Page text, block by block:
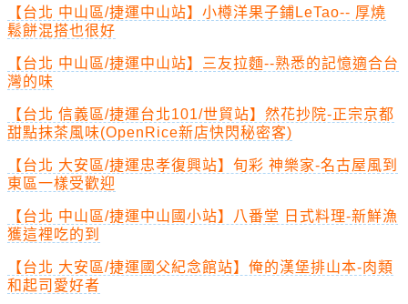
【台北 中山區/捷運中山站】小樽洋果子鋪LeTao-- 厚燒
鬆餅混搭也很好
【台北 中山區/捷運中山站】三友拉麵--熟悉的記憶適合台
灣的味
【台北 信義區/捷運台北101/世貿站】然花抄院-正宗京都
甜點抹茶風味(OpenRice新店快閃秘密客)
【台北 大安區/捷運忠孝復興站】旬彩 神樂家-名古屋風到
東區一樣受歡迎
【台北 中山區/捷運中山國小站】八番堂 日式料理-新鮮漁
獲這裡吃的到
【台北 大安區/捷運國父紀念館站】俺的漢堡排山本-肉類
和起司愛好者